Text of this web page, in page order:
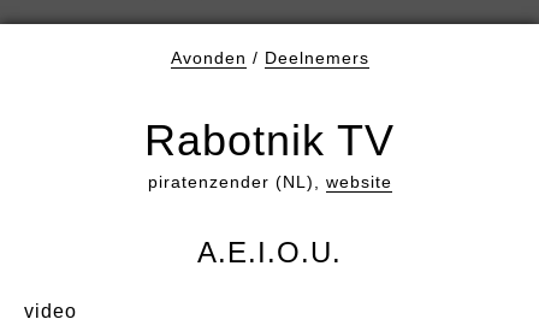
Avonden / Deelnemers
Rabotnik TV
piratenzender (NL), website
A.E.I.O.U.
video